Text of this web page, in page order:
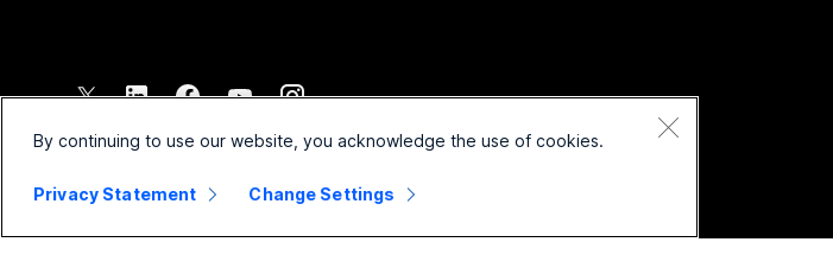
2026 Cisco en/of de dochterondernemingen. Alle rechten voorbehouden.
By continuing to use our website, you acknowledge the use of cookies.
Privacy Statement Change Settings